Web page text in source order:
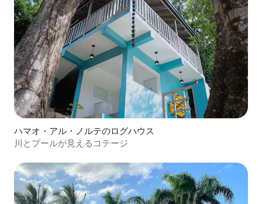
ハマオ・アル・ノルテのログハウス
川とプールが見えるコテージ